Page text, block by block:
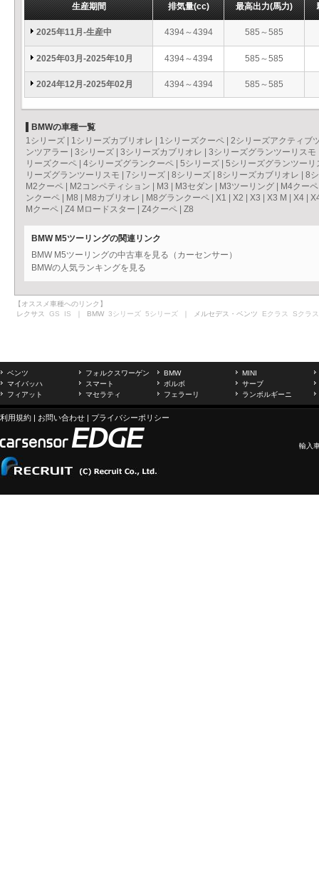
生産期間 排気量(cc) 最高出力(馬力)
2025年11月-生産中 4394～4394 585～585
2025年03月-2025年10月 4394～4394 585～585
2024年12月-2025年02月 4394～4394 585～585
BMWの車種一覧
1シリーズ
1シリーズカブリオレ 1シリーズクーペ
2シリーズアクティブ
ンツアラー
3シリーズ 3シリーズカブリオレ 3シリーズグランツーリスモ
リーズクーペ
4シリーズグランクーペ 5シリーズ
5シリーズグランツーリ
リーズグランツーリスモ
7シリーズ 8シリーズ 8シリーズカブリオレ
8
M2クーペ
M2コンペティション M3 M3セダン M3ツーリング M4クーペ
ンクーペ
M8 M8カブリオレ M8グランクーペ X1 X2 X3 X3 M X4
Mクーペ
Z4 Mロードスター Z4クーペ Z8
BMW M5ツーリングの関連リンク
BMW M5ツーリングの中古車を見る（カーセンサー）
BMWの人気ランキングを見る
【オススメ車種へのリンク】
レクサス GS IS ｜ BMW 3シリーズ 5シリーズ ｜ メルセデス・ベンツ Eクラス Sクラス
ベンツ フォルクスワーゲン BMW
MINI
マイバッハ
スマート ボルボ
サーブ
フィアット
マセラティ フェラーリ ランボルギーニ
利用規約 | お問い合わせ | プライバシーポリシー
輸入